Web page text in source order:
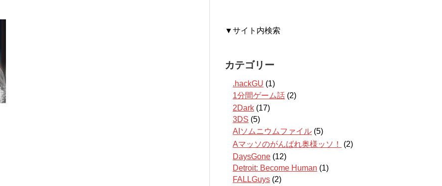
▼サイト内検索
カテゴリー
.hackGU (1)
1分間ゲーム話 (2)
2Dark (17)
3DS (5)
AIソムニウムファイル (5)
Aマッソのがんばれ奥様ッソ！
(2)
DaysGone (12)
Detroit: Become Human (1)
FALLGuys (2)